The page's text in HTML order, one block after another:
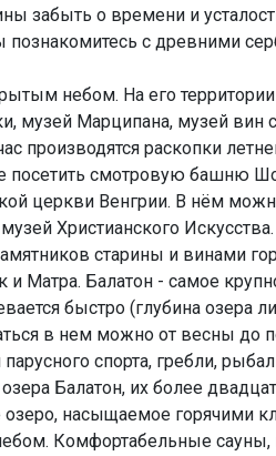
забыть о времени и
познакомитесь с древними
небом. На его территории
музей Марципана, музей вин
производятся раскопки
посетить смотровую башню
церкви Венгрии. В нём
Христианского
старины и винами
Матра. Балатон - самое
быстро (глубина озера
в нем можно от весны до
спорта, гребли,
Балатон, их более
озеро, насыщаемое горячими
Комфортабельные